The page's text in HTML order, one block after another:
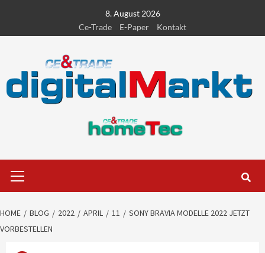
content
8. August 2026
Ce-Trade
E-Paper Kontakt
Menu
HOME BLOG 2022 APRIL 11
SONY BRAVIA MODELLE 2022 JETZT
VORBESTELLEN